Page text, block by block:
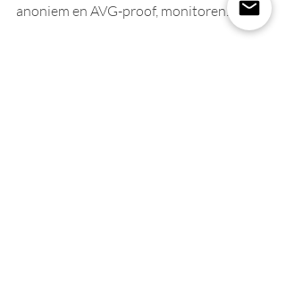
anoniem en AVG-proof, monitoren.